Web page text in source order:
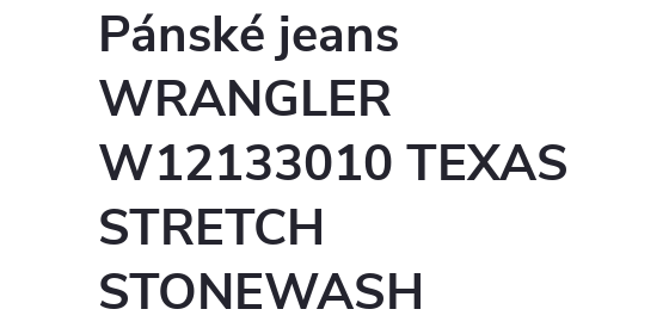
Pánské jeans
WRANGLER
W12133010 TEXAS
STRETCH
STONEWASH